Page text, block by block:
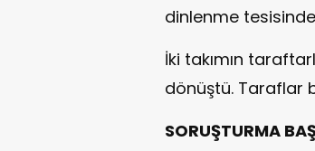
dinlenme tesisinde
İki takımın
dönüştü. Taraflar
SORUŞTURMA